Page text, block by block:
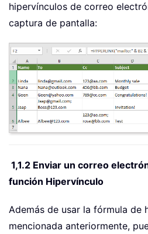
hipervínculos de correo
captura de pantalla:
1,1.2 Enviar un correo
función Hipervínculo
Además de usar la fórmula de
mencionada anteriormente,